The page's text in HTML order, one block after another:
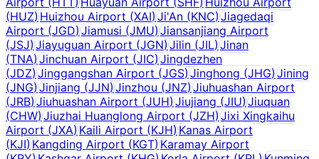
(HUZ)Huizhou Airport (XAI) Ji'An (KNC) Jiagedaqi
Airport (JGD)Jiamusi (JMU)Jiansanjiang Airport
(JSJ)Jiayuguan Airport (JGN) Jilin (JIL) Jinan
(TNA)Jinchuan Airport (JIC) Jingdezhen
(JDZ)Jinggangshan Airport (JGS) Jinghong (JHG)Jining
(JNG)Jinjiang (JJN) Jinzhou (JNZ)Jiuhuashan Airport
(JRB)Jiuhuashan Airport (JUH) Jiujiang (JIU) Jiuquan
(CHW)Jiuzhai Huanglong Airport (JZH) Jixi Xingkaihu
Airport (JXA)Kaili Airport (KJH) Kanas Airport
(KJI)Kangding Airport (KGT) Karamay Airport